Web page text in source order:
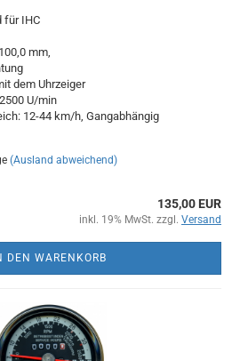
für IHC
mm,
dem Uhrzeiger
U/min
12-44 km/h, Gangabhängig
(Ausland abweichend)
135,00 EUR
inkl. 19% MwSt. zzgl. Versand
DEN WARENKORB